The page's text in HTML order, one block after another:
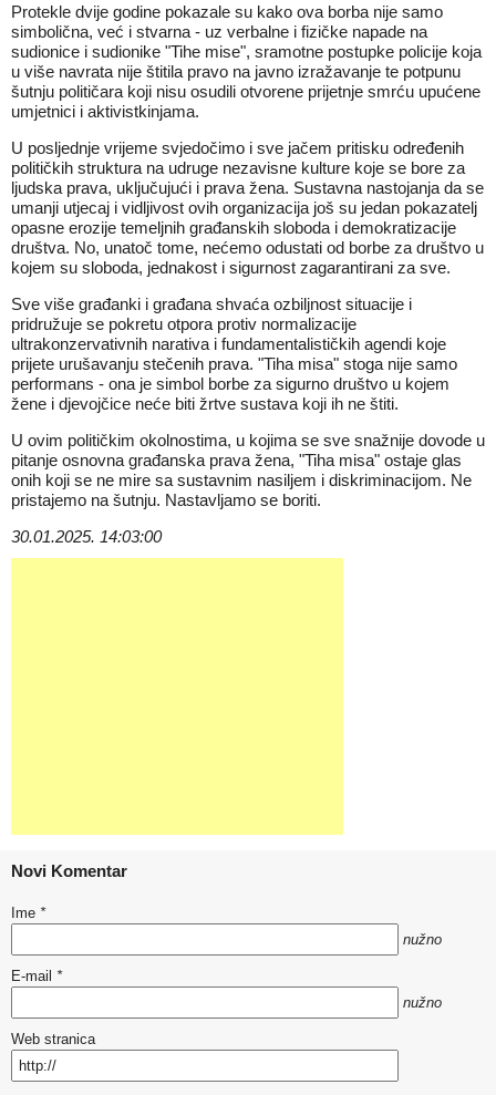
Protekle dvije godine pokazale su kako ova borba nije samo
simbolična, već i stvarna - uz verbalne i fizičke napade na
sudionice i sudionike "Tihe mise", sramotne postupke policije koja
u više navrata nije štitila pravo na javno izražavanje te potpunu
šutnju političara koji nisu osudili otvorene prijetnje smrću upućene
umjetnici i aktivistkinjama.
U posljednje vrijeme svjedočimo i sve jačem pritisku određenih
političkih struktura na udruge nezavisne kulture koje se bore za
ljudska prava, uključujući i prava žena. Sustavna nastojanja da se
umanji utjecaj i vidljivost ovih organizacija još su jedan pokazatelj
opasne erozije temeljnih građanskih sloboda i demokratizacije
društva. No, unatoč tome, nećemo odustati od borbe za društvo u
kojem su sloboda, jednakost i sigurnost zagarantirani za sve.
Sve više građanki i građana shvaća ozbiljnost situacije i
pridružuje se pokretu otpora protiv normalizacije
ultrakonzervativnih narativa i fundamentalističkih agendi koje
prijete urušavanju stečenih prava. "Tiha misa" stoga nije samo
performans - ona je simbol borbe za sigurno društvo u kojem
žene i djevojčice neće biti žrtve sustava koji ih ne štiti.
U ovim političkim okolnostima, u kojima se sve snažnije dovode u
pitanje osnovna građanska prava žena, "Tiha misa" ostaje glas
onih koji se ne mire sa sustavnim nasiljem i diskriminacijom. Ne
pristajemo na šutnju. Nastavljamo se boriti.
30.01.2025. 14:03:00
Novi Komentar
Ime *
nužno
E-mail *
nužno
Web stranica